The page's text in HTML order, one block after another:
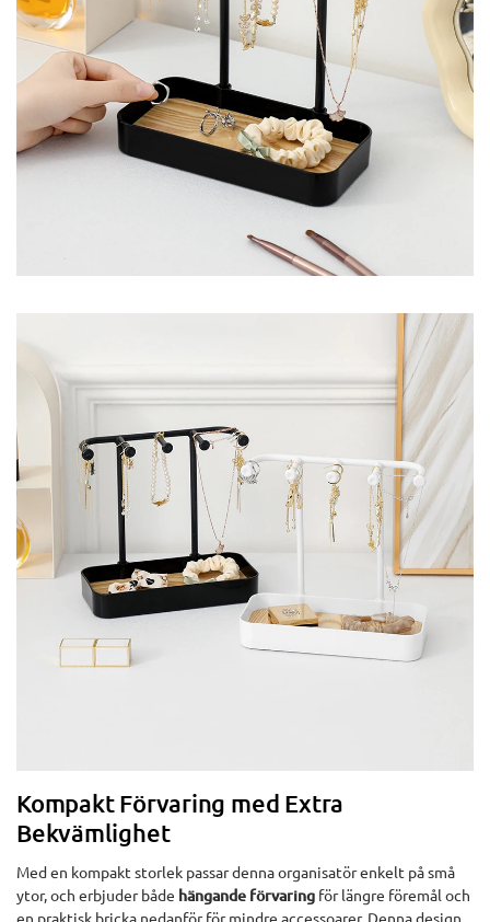
Kompakt Förvaring med Extra
Bekvämlighet
Med en kompakt storlek passar denna organisatör enkelt på små
ytor, och erbjuder både hängande förvaring för längre föremål och
en praktisk bricka nedanför för mindre accessoarer. Denna design